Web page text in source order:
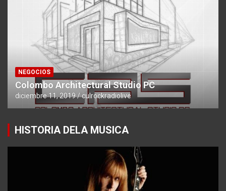
NEGOCIOS
Colombo Architectural Studio PC
diciembre 11, 2019 culrockradiolive
HISTORIA DELA MUSICA